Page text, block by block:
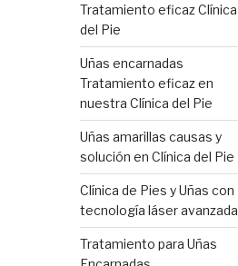
Tratamiento eficaz Clínica
del Pie
Uñas encarnadas
Tratamiento eficaz en
nuestra Clínica del Pie
Uñas amarillas causas y
solución en Clínica del Pie
Clínica de Pies y Uñas con
tecnología láser avanzada
Tratamiento para Uñas